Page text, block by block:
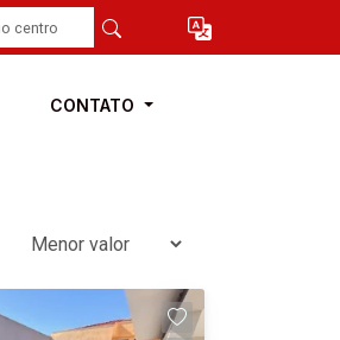
CONTATO